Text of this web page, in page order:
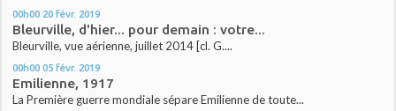
00h00 20 févr. 2019
Bleurville, d'hier... pour demain : votre...
Bleurville, vue aérienne, juillet 2014 [cl. G....
00h00 05 févr. 2019
Emilienne, 1917
La Première guerre mondiale sépare Emilienne de toute...